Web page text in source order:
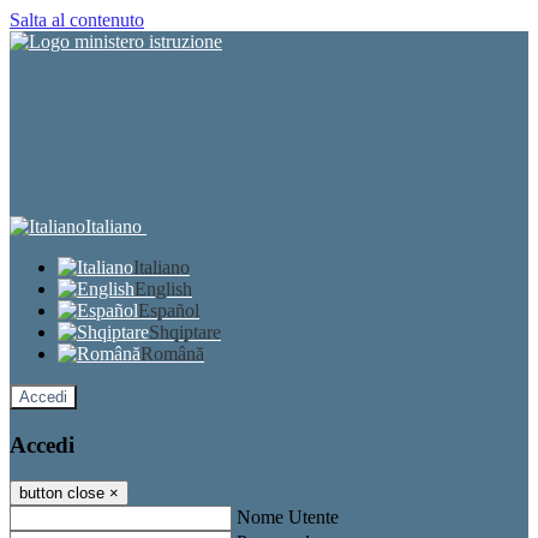
Salta al contenuto
Italiano
Italiano
English
Español
Shqiptare
Română
Accedi
Accedi
button close ×
Nome Utente